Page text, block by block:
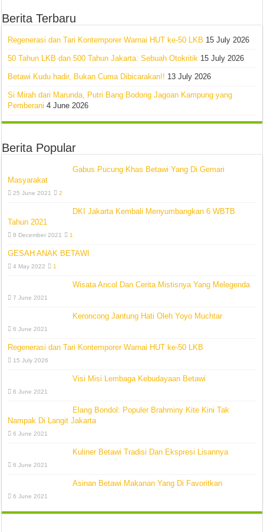
Berita Terbaru
Regenerasi dan Tari Kontemporer Warnai HUT ke-50 LKB 15 July 2026
50 Tahun LKB dan 500 Tahun Jakarta: Sebuah Otokritik 15 July 2026
Betawi Kudu hadir, Bukan Cuma Dibicarakan!! 13 July 2026
Si Mirah dari Marunda, Putri Bang Bodong Jagoan Kampung yang
Pemberani 4 June 2026
Berita Popular
Gabus Pucung Khas Betawi Yang Di Gemari
Masyarakat
25 June 2021 2
DKI Jakarta Kembali Menyumbangkan 6 WBTB
Tahun 2021
8 December 2021 1
GESAH ANAK BETAWI
4 May 2022 1
Wisata Ancol Dan Cerita Mistisnya Yang Melegenda
7 June 2021
Keroncong Jantung Hati Oleh Yoyo Muchtar
6 June 2021
Regenerasi dan Tari Kontemporer Warnai HUT ke-50 LKB
15 July 2026
Visi Misi Lembaga Kebudayaan Betawi
6 June 2021
Elang Bondol: Populer Brahminy Kite Kini Tak
Nampak Di Langit Jakarta
6 June 2021
Kuliner Betawi Tradisi Dan Ekspresi Lisannya
6 June 2021
Asinan Betawi Makanan Yang Di Favoritkan
6 June 2021